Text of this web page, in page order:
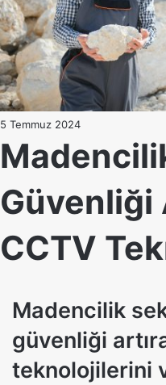
5 Temmuz 2024
Güvenliği
CCTV
Madencilik
güvenliği
teknolojilerini